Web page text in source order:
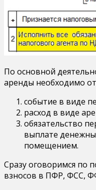
По основной
аренды необходимо
событие в виде
расход в виде
обязательство
выплате
помещением.
Сразу оговоримся по
взносов в ПФР, ФСС,